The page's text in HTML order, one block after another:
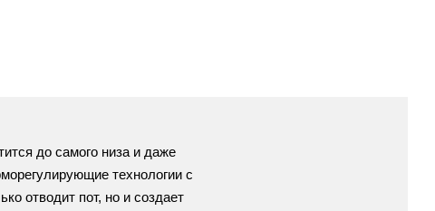
до самого низа и даже
технологии с
отводит пот, но и создает